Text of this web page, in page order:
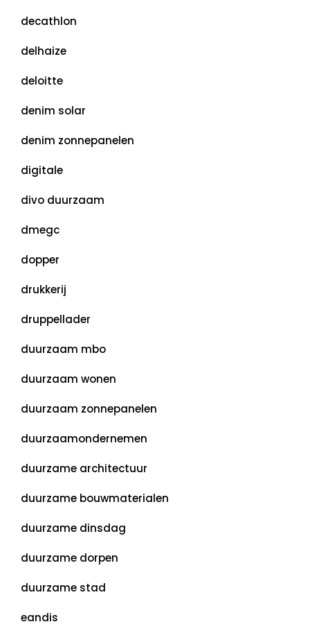
decathlon
delhaize
deloitte
denim solar
denim zonnepanelen
digitale
divo duurzaam
dmegc
dopper
drukkerij
druppellader
duurzaam mbo
duurzaam wonen
duurzaam zonnepanelen
duurzaamondernemen
duurzame architectuur
duurzame bouwmaterialen
duurzame dinsdag
duurzame dorpen
duurzame stad
eandis